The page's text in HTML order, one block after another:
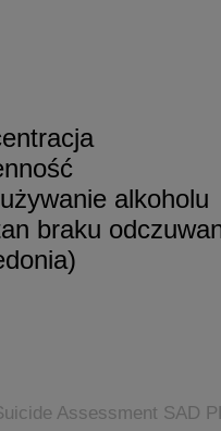
alkoholu
braku
Assessment SAD